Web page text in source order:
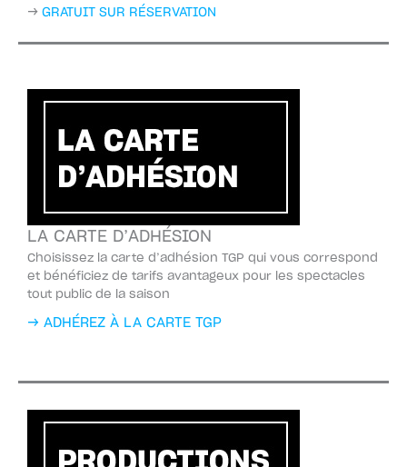
→ GRATUIT SUR RÉSERVATION
LA CARTE D’ADHÉSION
Choisissez la carte d’adhésion TGP qui vous correspond
et bénéficiez de tarifs avantageux pour les spectacles
tout public de la saison
→ ADHÉREZ À LA CARTE TGP